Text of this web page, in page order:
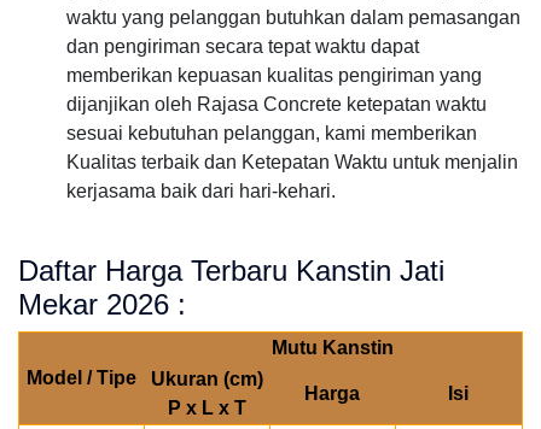
waktu yang pelanggan butuhkan dalam pemasangan
dan pengiriman secara tepat waktu dapat
memberikan kepuasan kualitas pengiriman yang
dijanjikan oleh Rajasa Concrete ketepatan waktu
sesuai kebutuhan pelanggan, kami memberikan
Kualitas terbaik dan Ketepatan Waktu untuk menjalin
kerjasama baik dari hari-kehari.
Daftar Harga Terbaru Kanstin Jati
Mekar 2026 :
Model / Tipe
Mutu Kanstin
Ukuran (cm)
P x L x T
Harga Isi